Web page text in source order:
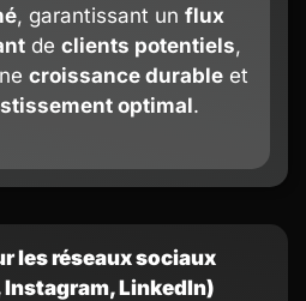
, garantissant un flux
de clients potentiels,
croissance durable et
optimal.
les réseaux sociaux
Instagram, LinkedIn)